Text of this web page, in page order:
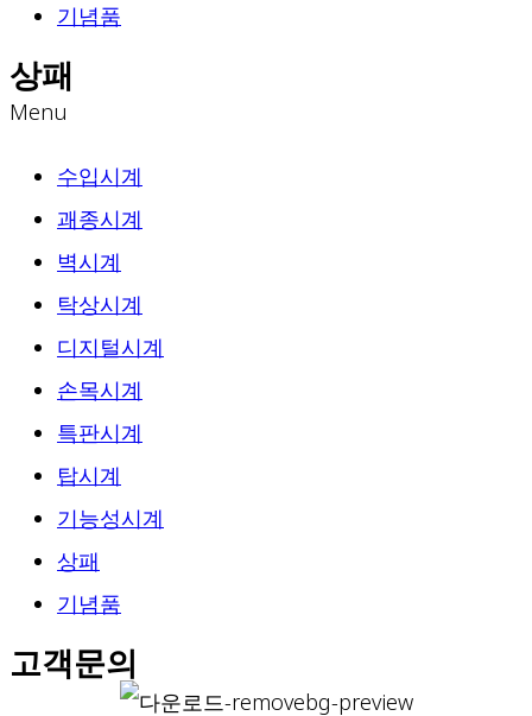
기념품
상패
Menu
수입시계
괘종시계
벽시계
탁상시계
디지털시계
손목시계
특판시계
탑시계
기능성시계
상패
기념품
고객문의